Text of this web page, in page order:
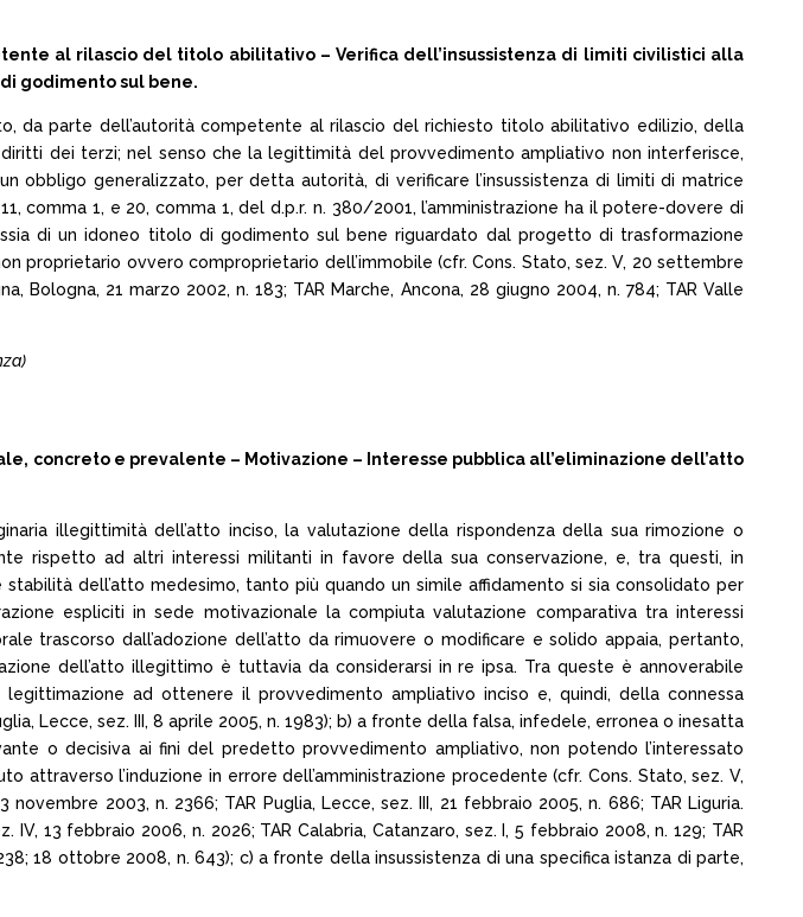
al rilascio del titolo abilitativo – Verifica dell’insussistenza di limiti civilistici alla
godimento sul bene.
da parte dell’autorità competente al rilascio del richiesto titolo abilitativo edilizio, della
dei terzi; nel senso che la legittimità del provvedimento ampliativo non interferisce,
obbligo generalizzato, per detta autorità, di verificare l’insussistenza di limiti di matrice
comma 1, e 20, comma 1, del d.p.r. n. 380/2001, l’amministrazione ha il potere-dovere di
di un idoneo titolo di godimento sul bene riguardato dal progetto di trasformazione
proprietario ovvero comproprietario dell’immobile (cfr. Cons. Stato, sez. V, 20 settembre
Bologna, 21 marzo 2002, n. 183; TAR Marche, Ancona, 28 giugno 2004, n. 784; TAR Valle
concreto e prevalente – Motivazione – Interesse pubblica all’eliminazione dell’atto
illegittimità dell’atto inciso, la valutazione della rispondenza della sua rimozione o
rispetto ad altri interessi militanti in favore della sua conservazione, e, tra questi, in
dell’atto medesimo, tanto più quando un simile affidamento si sia consolidato per
espliciti in sede motivazionale la compiuta valutazione comparativa tra interessi
trascorso dall’adozione dell’atto da rimuovere o modificare e solido appaia, pertanto,
dell’atto illegittimo è tuttavia da considerarsi in re ipsa. Tra queste è annoverabile
ad ottenere il provvedimento ampliativo inciso e, quindi, della connessa
Lecce, sez. III, 8 aprile 2005, n. 1983); b) a fronte della falsa, infedele, erronea o inesatta
o decisiva ai fini del predetto provvedimento ampliativo, non potendo l’interessato
l’induzione in errore dell’amministrazione procedente (cfr. Cons. Stato, sez. V,
2003, n. 2366; TAR Puglia, Lecce, sez. III, 21 febbraio 2005, n. 686; TAR Liguria.
IV, 13 febbraio 2006, n. 2026; TAR Calabria, Catanzaro, sez. I, 5 febbraio 2008, n. 129; TAR
18 ottobre 2008, n. 643); c) a fronte della insussistenza di una specifica istanza di parte,